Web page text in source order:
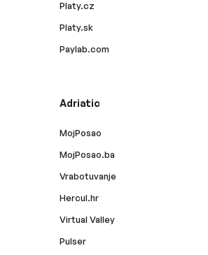
Platy.cz
Platy.sk
Paylab.com
Adriatic
MojPosao
MojPosao.ba
Vrabotuvanje
Hercul.hr
Virtual Valley
Pulser